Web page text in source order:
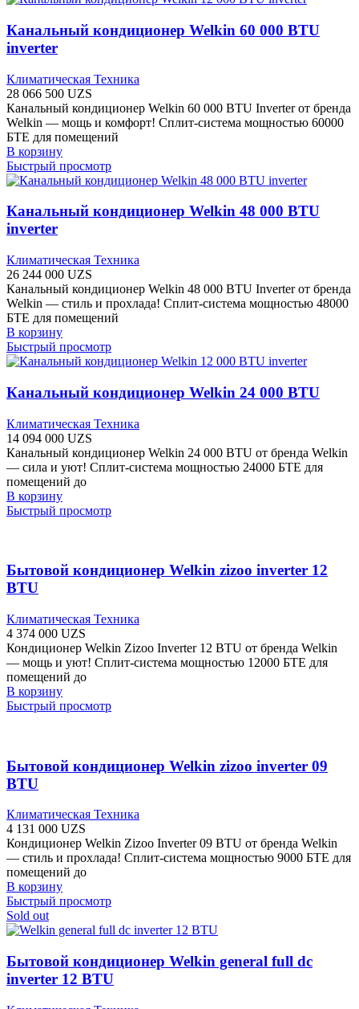
Канальный кондиционер Welkin 60 000 BTU
inverter
Климатическая Техника
28 066 500 UZS
Канальный кондиционер Welkin 60 000 BTU Inverter от бренда
Welkin — мощь и комфорт! Сплит-система мощностью 60000
БТЕ для помещений
В корзину
Быстрый просмотр
Канальный кондиционер Welkin 48 000 BTU
inverter
Климатическая Техника
26 244 000 UZS
Канальный кондиционер Welkin 48 000 BTU Inverter от бренда
Welkin — стиль и прохлада! Сплит-система мощностью 48000
БТЕ для помещений
В корзину
Быстрый просмотр
Канальный кондиционер Welkin 24 000 BTU
Климатическая Техника
14 094 000 UZS
Канальный кондиционер Welkin 24 000 BTU от бренда Welkin
— сила и уют! Сплит-система мощностью 24000 БТЕ для
помещений до
В корзину
Быстрый просмотр
Бытовой кондиционер Welkin zizoo inverter 12
BTU
Климатическая Техника
4 374 000 UZS
Кондиционер Welkin Zizoo Inverter 12 BTU от бренда Welkin
— мощь и уют! Сплит-система мощностью 12000 БТЕ для
помещений до
В корзину
Быстрый просмотр
Бытовой кондиционер Welkin zizoo inverter 09
BTU
Климатическая Техника
4 131 000 UZS
Кондиционер Welkin Zizoo Inverter 09 BTU от бренда Welkin
— стиль и прохлада! Сплит-система мощностью 9000 БТЕ для
помещений до
В корзину
Быстрый просмотр
Sold out
Бытовой кондиционер Welkin general full dc
inverter 12 BTU